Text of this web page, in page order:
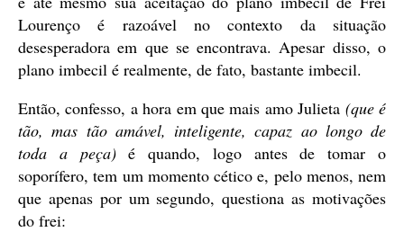
Lourenço é razoável no contexto da situação
desesperadora em que se encontrava. Apesar disso, o
plano imbecil é realmente, de fato, bastante imbecil.
Então, confesso, a hora em que mais amo Julieta (que é
tão, mas tão amável, inteligente, capaz ao longo de
toda a peça)é quando, logo antes de tomar o
soporífero, tem um momento cético e, pelo menos, nem
que apenas por um segundo, questiona as motivações
do frei: